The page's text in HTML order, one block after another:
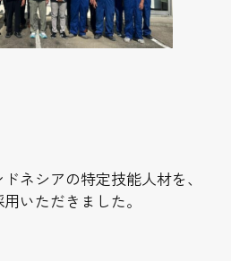
ネシアの特定技能人材を、
いただきました。